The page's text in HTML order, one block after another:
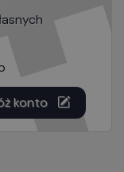
konto